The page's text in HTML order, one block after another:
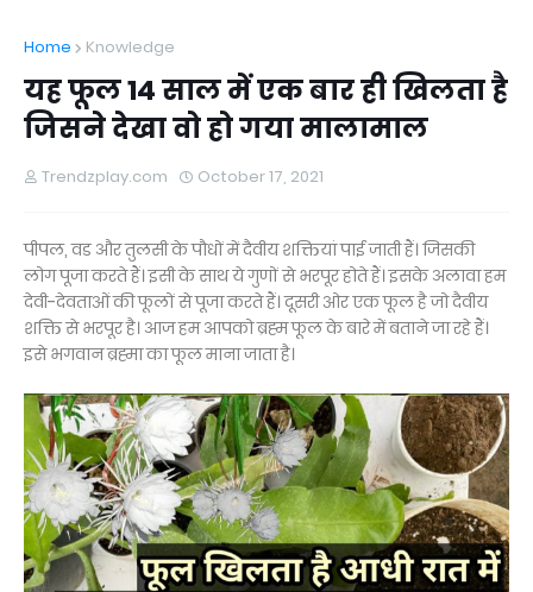
Home Knowledge
यह फूल 14 साल में एक बार ही खिलता है
जिसने देखा वो हो गया मालामाल
Trendzplay.com October 17, 2021
पीपल, वड और तुलसी के पौधों में दैवीय शक्तियां पाई जाती हैं। जिसकी
लोग पूजा करते हैं। इसी के साथ ये गुणों से भरपूर होते हैं। इसके अलावा हम
देवी-देवताओं की फूलों से पूजा करते हैं। दूसरी ओर एक फूल है जो दैवीय
शक्ति से भरपूर है। आज हम आपको ब्रह्म फूल के बारे में बताने जा रहे हैं।
इसे भगवान ब्रह्मा का फूल माना जाता है।